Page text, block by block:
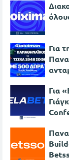
Για
Για